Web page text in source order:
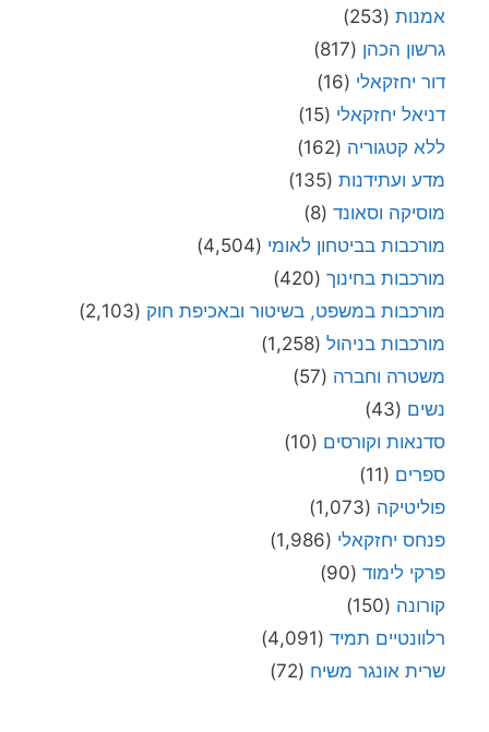
אמנות (253)
גרשון הכהן (817)
דור יחזקאלי (16)
דניאל יחזקאלי (15)
ללא קטגוריה (162)
מדע ועתידנות (135)
מוסיקה וסאונד (8)
מורכבות בביטחון לאומי (4,504)
מורכבות בחינוך (420)
מורכבות במשפט, בשיטור ובאכיפת חוק (2,103)
מורכבות בניהול (1,258)
משטרה וחברה (57)
נשים (43)
סדנאות וקורסים (10)
ספרים (11)
פוליטיקה (1,073)
פנחס יחזקאלי (1,986)
פרקי לימוד (90)
קורונה (150)
רלוונטיים תמיד (4,091)
שרית אונגר משיח (72)